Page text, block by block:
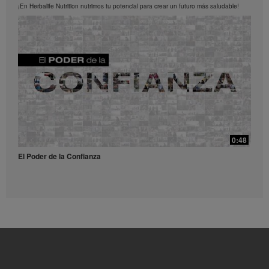
los Videos en cualquier momento.
39:14
¿Qué son y para qué sirven los antioxidantes?
¿Qué son y para qué sirven los antioxidantes?
Receta Té Lift - Video para redes sociales
Prueba esta refrescante receta con Liftoff.
¡En Herbalife Nutrition nutrimos tu potencial para crear un futuro más saludable!
0:48
El Poder de la Confianza